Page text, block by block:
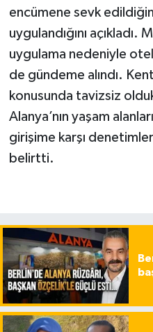
encümene sevk
uygulandığını açıkladı.
uygulama nedeniyle
de gündeme alındı.
konusunda tavizsiz
Alanya’nın yaşam
girişime karşı
belirtti.